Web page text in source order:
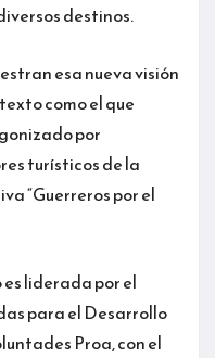
destinos.
esa nueva visión
como el que
por
turísticos de la
“Guerreros por el
liderada por el
para el Desarrollo
Proa, con el